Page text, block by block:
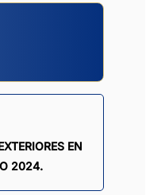
EN
2024.